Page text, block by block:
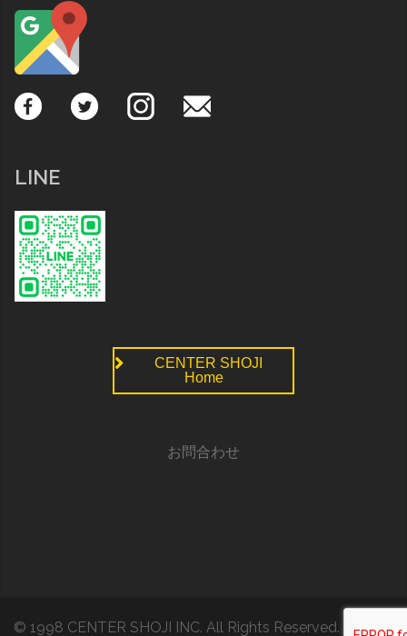
LINE
CENTER SHOJI
Home
お問合わせ
© 1998 CENTER SHOJI INC. All Rights Reserved.